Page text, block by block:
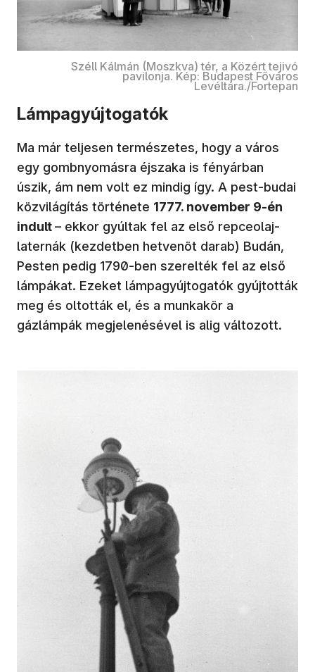
Széll Kálmán (Moszkva) tér, a Közért tejivó
pavilonja. Kép: Budapest Főváros
Levéltára./Fortepan
Lámpagyújtogatók
Ma már teljesen természetes, hogy a város
egy gombnyomásra éjszaka is fényárban
úszik, ám nem volt ez mindig így. A pest-budai
közvilágítás története 1777. november 9-én
indult– ekkor gyúltak fel az első repceolaj-
laternák (kezdetben hetvenöt darab) Budán,
Pesten pedig 1790-ben szerelték fel az első
lámpákat. Ezeket lámpagyújtogatók gyújtották
meg és oltották el, és a munkakör a
gázlámpák megjelenésével is alig változott.